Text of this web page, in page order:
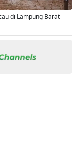
di Lampung Barat